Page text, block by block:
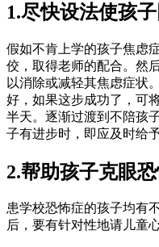
1.尽快设法使孩子
假如不肯上学的孩子焦虑
佼，取得老师的配合。然
以消除或减轻其焦虑症状
好，如果这步成功了，可
半天。逐渐过渡到不陪孩
子有进步时，即应及时给
2.帮助孩子克眼恐
患学校恐怖症的孩子均有
后，要有针对性地请儿童